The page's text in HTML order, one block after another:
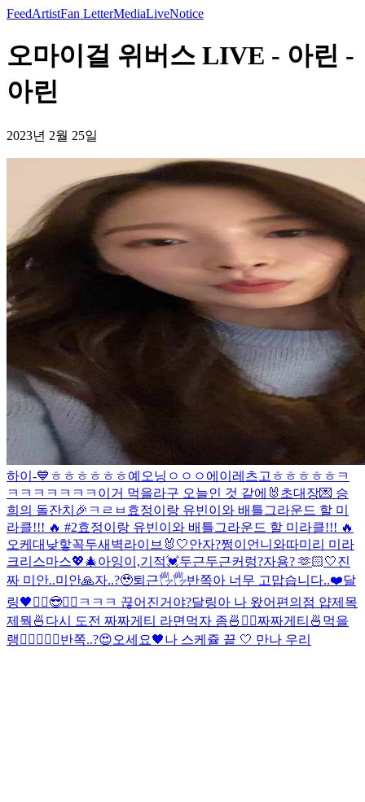
FeedArtistFan LetterMediaLiveNotice
오마이걸 위버스 LIVE - 아린 -
아린
2023년 2월 25일
하이-💙 ㅎㅎㅎㅎㅎㅎ예오닝 ㅇㅇㅇ 에이 레츠고 ㅎㅎㅎㅎㅎ ㅋ
ㅋㅋㅋㅋㅋㅋㅋ 이거 먹을라구 오늘인 것 같에🐰 초대장💌 승
희의 돌잔치🎉 ㅋㄹㅂ 효정이랑 유빈이와 배틀그라운드 할 미
라클!!! 🔥 #2효정이랑 유빈이와 배틀그라운드 할 미라클!!! 🔥
오케 대낮핳꼭두새벽라이브 🐰🤍안자?쩡이언니와따미리 미라
크리스마스💖🎄아잉이,기적💓두근두근커렁?자용? 🫶🏻🤍진
짜 미안..미안🙏자..?🥹퇴근🖐🖐반쪽아 너무 고맙습니다..❤️달
링🖤 ✌🏻😎✌🏻 ㅋㅋㅋ 끊어진거야?달링아 나 왔어 편의점 얍제목
제뭑 🍜 다시 도전 짜짜게티 라면먹자 좀🍜✌🏻짜짜게티🍜먹을
랭 ✌🏻 🖤🍒 🖤반쪽..?😍오세요🖤나 스케쥴 끝 🤍 만나 우리